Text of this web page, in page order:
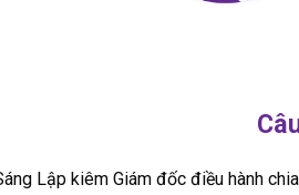
Lập kiêm Giám đốc điều hành